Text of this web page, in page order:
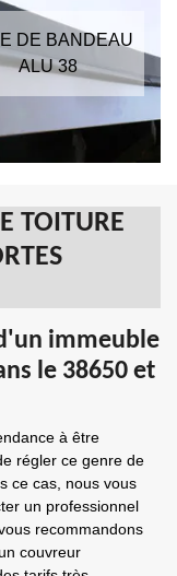
DE BANDEAU
ALU 38
TOITURE
immeuble
le 38650 et
à être
régler ce genre de
ce cas, nous vous
un professionnel
recommandons
couvreur